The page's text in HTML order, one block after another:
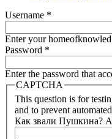
Username *
Enter your
Password *
Enter the password that
CAPTCHA
This question is for
and to prevent
Как звали Пушкина?